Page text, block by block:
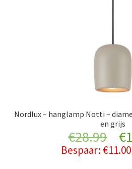
Nordlux – hanglamp Notti –
en grijs
€28.99 €
Bespaar: €11.00